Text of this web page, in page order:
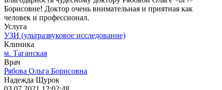
Борисовне! Доктор очень внимательная и приятная как
человек и профессионал.
Услуга
УЗИ (ультразвуковое исследование)
Клиника
м. Таганская
Врач
Рябова Ольга Борисовна
Надежда Щурок